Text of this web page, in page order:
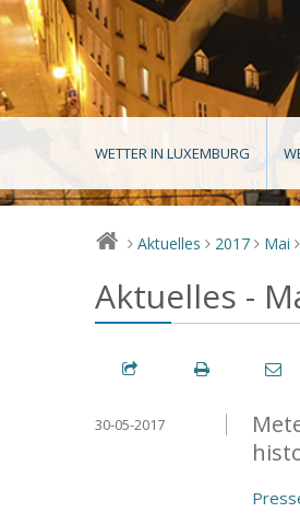
WETTER IN LUXEMBURG
> Aktuelles > 2017 > Mai >
Aktuelles -
30-05-2017